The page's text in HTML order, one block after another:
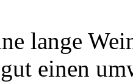
lange
einen